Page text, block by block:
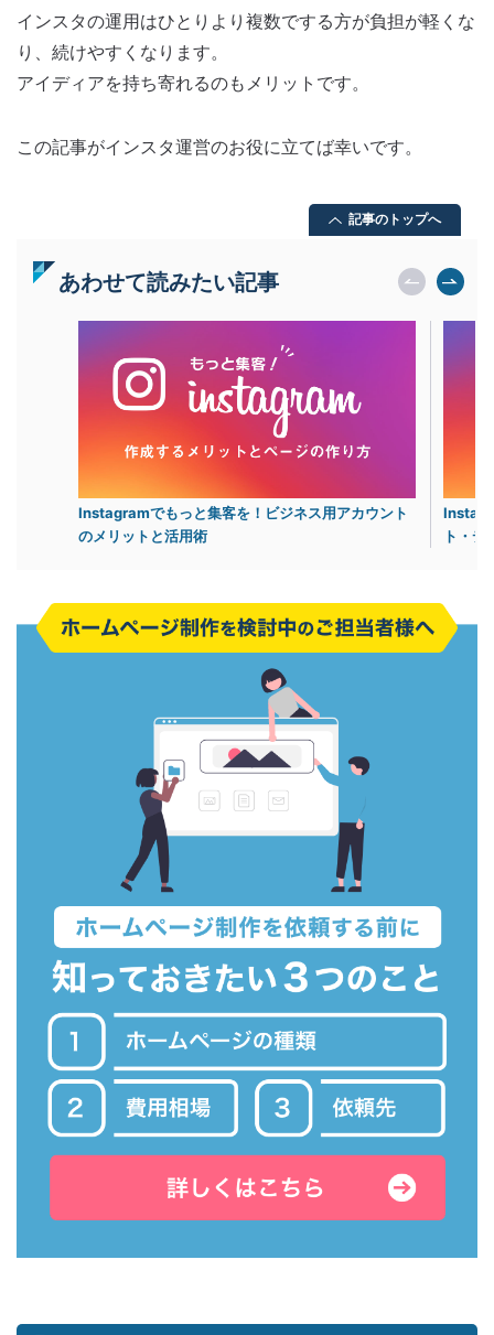
インスタの運用はひとりより複数でする方が負担が軽くな
り、続けやすくなります。
アイディアを持ち寄れるのもメリットです。
この記事がインスタ運営のお役に立てば幸いです。
記事のトップへ
あわせて読みたい記事
Instagramでもっと集客を！ビジネス用アカウント
のメリットと活用術
ト・デ